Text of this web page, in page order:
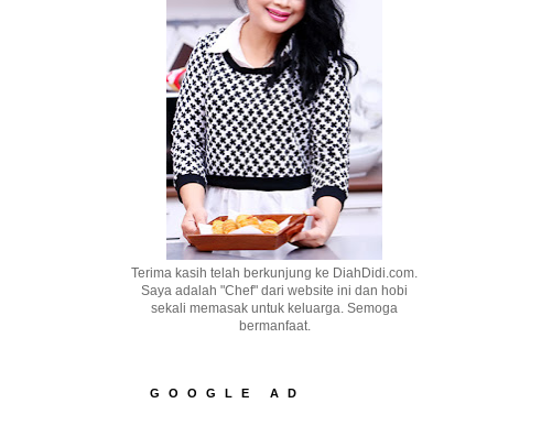
Terima kasih telah berkunjung ke DiahDidi.com.
Saya adalah "Chef" dari website ini dan hobi
sekali memasak untuk keluarga. Semoga
bermanfaat.
GOOGLE AD